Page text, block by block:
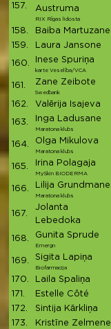
157.
Austruma
RIX Rīgas lidosta
158. Baiba Martuzane
159.
Laura Jansone
160. Inese Spuriņa
karte Veselība/VCA
161. Zane Zeibote
Swedbank
162. Valērija Isajeva
163. Inga Ladusane
Maratona klubs
164. Olga Mikulova
Maratona klubs
165. Irina Polagaja
MySkin BIODERMA
166. Lilija Grundmane
Maratona klubs
167.
Jolanta
Lebedoka
168. Gunita Sprude
Emergn
169. Sigita Lapiņa
Biofarmacija
170. Laila Spaliņa
171.
Estelle Côté
172.
Sintija Kārkliņa
173.
Kristīne Zelmene